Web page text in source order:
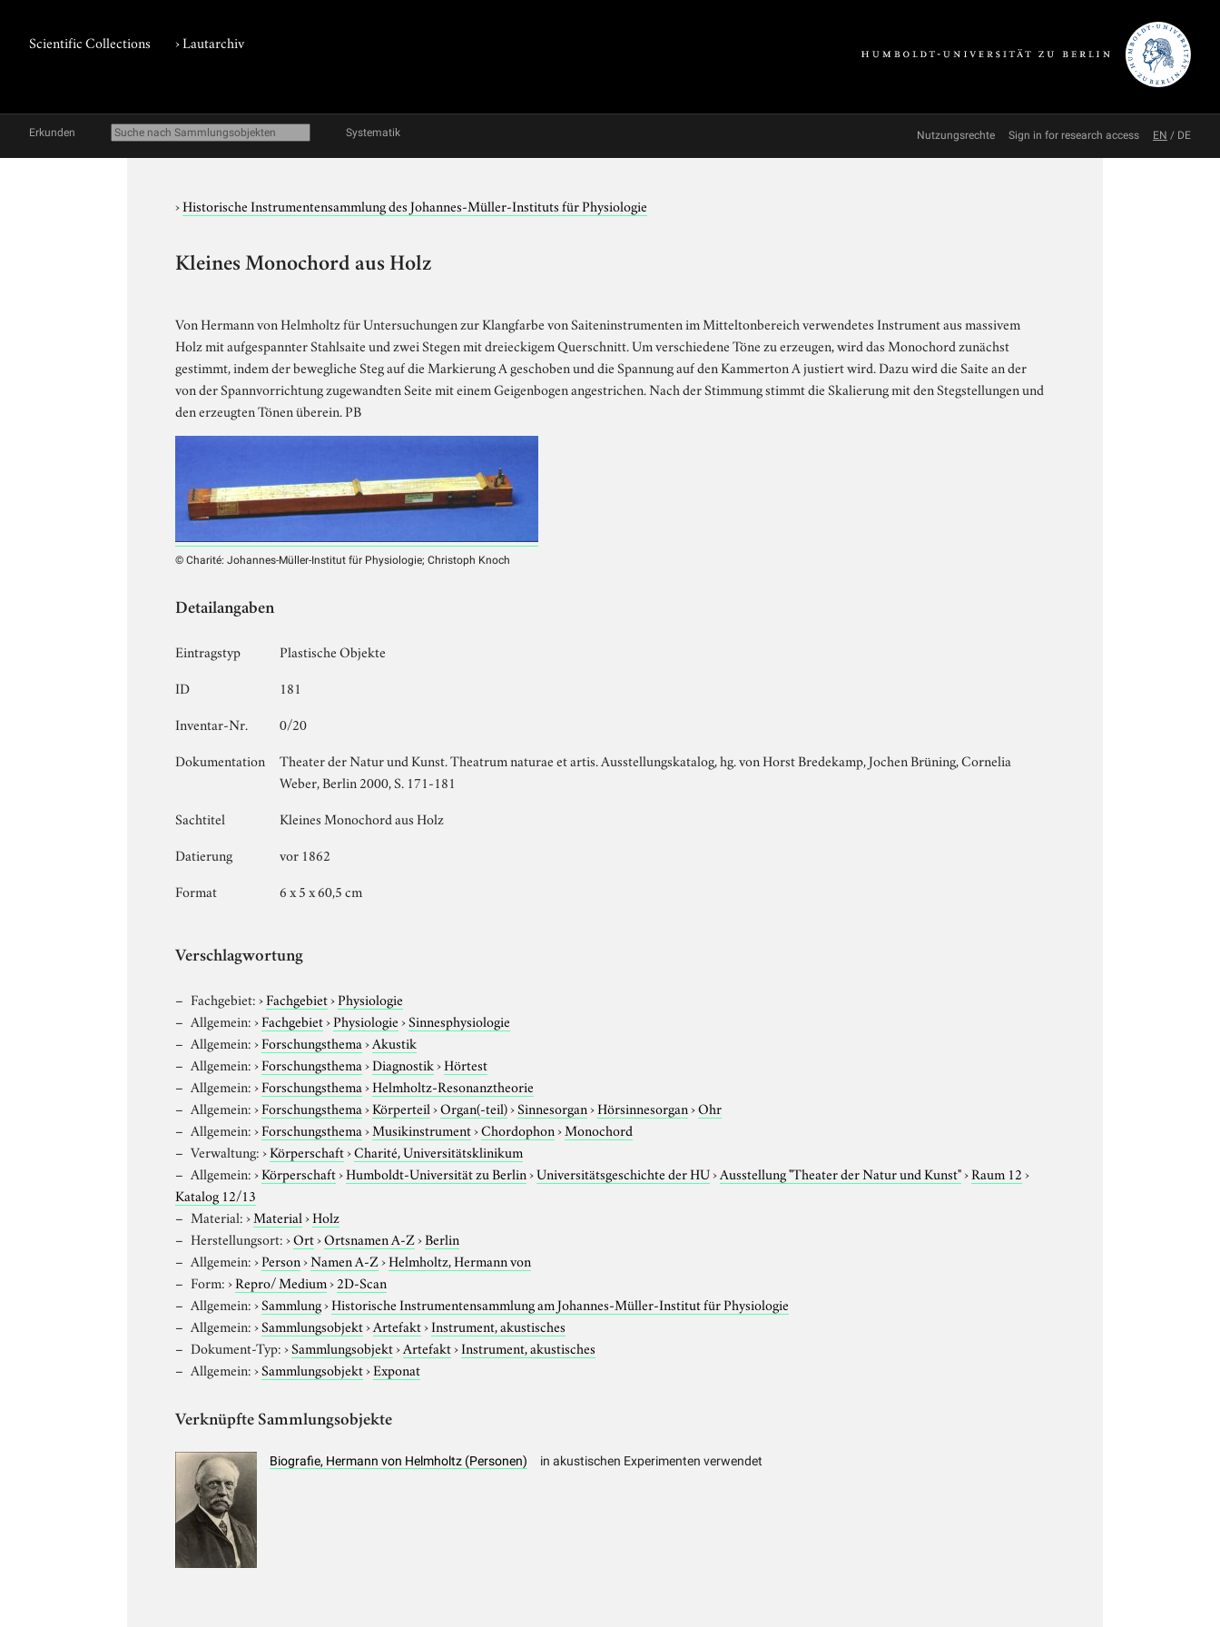
Scientific Collections ›Lautarchiv
Erkunden Systematik Nutzungsrechte Sign in for research access EN / DE
›Historische Instrumentensammlung des Johannes-Müller-Instituts für Physiologie
Kleines Monochord aus Holz
Von Hermann von Helmholtz für Untersuchungen zur Klangfarbe von Saiteninstrumenten im Mitteltonbereich verwendetes Instrument aus massivem
Holz mit aufgespannter Stahlsaite und zwei Stegen mit dreieckigem Querschnitt. Um verschiedene Töne zu erzeugen, wird das Monochord zunächst
gestimmt, indem der bewegliche Steg auf die Markierung A geschoben und die Spannung auf den Kammerton A justiert wird. Dazu wird die Saite an der
von der Spannvorrichtung zugewandten Seite mit einem Geigenbogen angestrichen. Nach der Stimmung stimmt die Skalierung mit den Stegstellungen und
den erzeugten Tönen überein. PB
© Charité: Johannes-Müller-Institut für Physiologie; Christoph Knoch
Detailangaben
Eintragstyp
Plastische Objekte
ID
181
Inventar-Nr.
0/20
Dokumentation
Theater der Natur und Kunst. Theatrum naturae et artis. Ausstellungskatalog, hg. von Horst Bredekamp, Jochen Brüning, Cornelia
Weber, Berlin 2000, S. 171-181
Sachtitel
Kleines Monochord aus Holz
Datierung
vor 1862
Format
6 x 5 x 60,5 cm
Verschlagwortung
Fachgebiet:›Fachgebiet›Physiologie
Allgemein:›Fachgebiet›Physiologie›Sinnesphysiologie
Allgemein:›Forschungsthema›Akustik
Allgemein:›Forschungsthema›Diagnostik›Hörtest
Allgemein:›Forschungsthema›Helmholtz-Resonanztheorie
Allgemein:›Forschungsthema›Körperteil›Organ(-teil)›Sinnesorgan›Hörsinnesorgan›Ohr
Allgemein:›Forschungsthema›Musikinstrument›Chordophon›Monochord
Verwaltung:›Körperschaft›Charité, Universitätsklinikum
Allgemein:›Körperschaft›Humboldt-Universität zu Berlin›Universitätsgeschichte der HU›Ausstellung "Theater der Natur und Kunst"›Raum 12›
Katalog 12/13
Material:›Material›Holz
Herstellungsort:›Ort›Ortsnamen A-Z›Berlin
Allgemein:›Person›Namen A-Z›Helmholtz, Hermann von
Form:›Repro/ Medium›2D-Scan
Allgemein:›Sammlung›Historische Instrumentensammlung am Johannes-Müller-Institut für Physiologie
Allgemein:›Sammlungsobjekt›Artefakt›Instrument, akustisches
Dokument-Typ:›Sammlungsobjekt›Artefakt›Instrument, akustisches
Allgemein:›Sammlungsobjekt›Exponat
Verknüpfte Sammlungsobjekte
Biografie, Hermann von Helmholtz (Personen) in akustischen Experimenten verwendet